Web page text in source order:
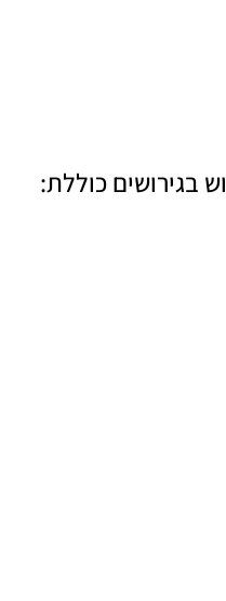
בגירושים כוללת: